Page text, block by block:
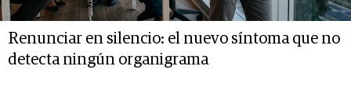
Renunciar en silencio: el nuevo síntoma que no
detecta ningún organigrama